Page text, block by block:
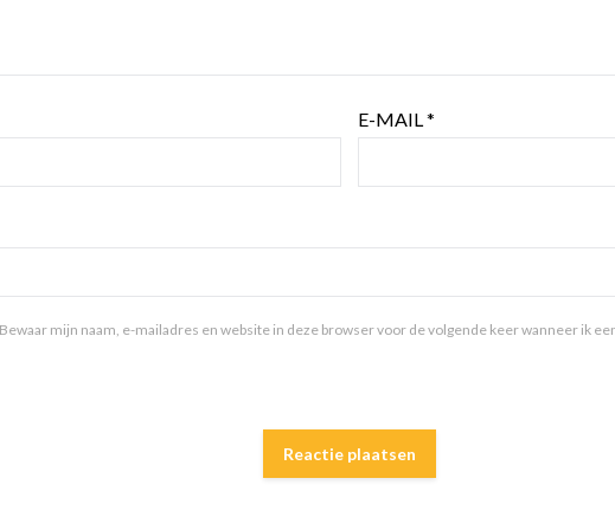
E-MAIL *
Bewaar mijn naam, e-mailadres en website in deze browser voor de volgende keer wanneer ik